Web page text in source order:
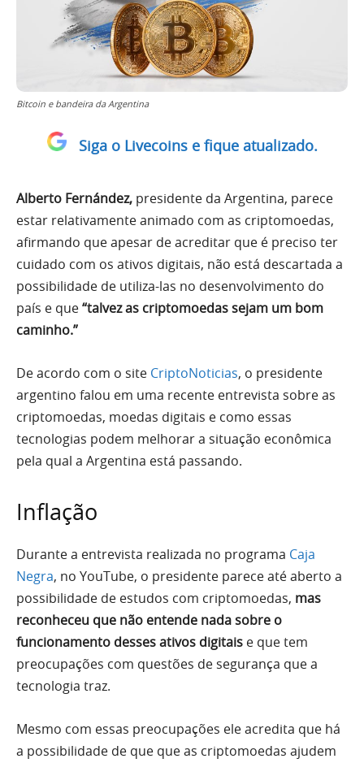
Bitcoin e bandeira da Argentina
Siga o Livecoins e fique atualizado.
Alberto Fernández, presidente da Argentina, parece
estar relativamente animado com as criptomoedas,
afirmando que apesar de acreditar que é preciso ter
cuidado com os ativos digitais, não está descartada a
possibilidade de utiliza-las no desenvolvimento do
país e que“talvez as criptomoedas sejam um bom
caminho.”
De acordo com o site CriptoNoticias, o presidente
argentino falou em uma recente entrevista sobre as
criptomoedas, moedas digitais e como essas
tecnologias podem melhorar a situação econômica
pela qual a Argentina está passando.
Inflação
Durante a entrevista realizada no programa Caja
Negra, no YouTube, o presidente parece até aberto a
possibilidade de estudos com criptomoedas, mas
reconheceu que não entende nada sobre o
funcionamento desses ativos digitais e que tem
preocupações com questões de segurança que a
tecnologia traz.
Mesmo com essas preocupações ele acredita que há
a possibilidade de que que as criptomoedas ajudem